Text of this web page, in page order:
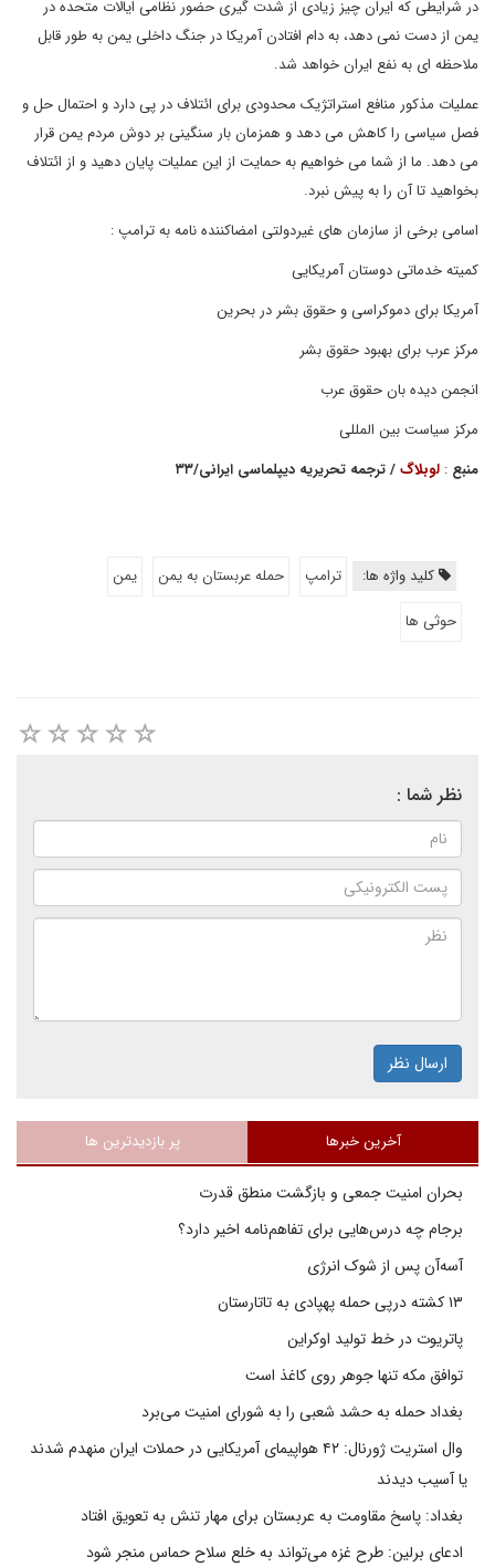
در شرایطی که ایران چیز زیادی از شدت گیری حضور نظامی ایالات متحده در
یمن از دست نمی دهد، به دام افتادن آمریکا در جنگ داخلی یمن به طور قابل
ملاحظه ای به نفع ایران خواهد شد.
عملیات مذکور منافع استراتژیک محدودی برای ائتلاف در پی دارد و احتمال حل و
فصل سیاسی را کاهش می دهد و همزمان بار سنگینی بر دوش مردم یمن قرار
می دهد. ما از شما می خواهیم به حمایت از این عملیات پایان دهید و از ائتلاف
بخواهید تا آن را به پیش نبرد.
اسامی برخی از سازمان های غیردولتی امضاکننده نامه به ترامپ :
کمیته خدماتی دوستان آمریکایی
آمریکا برای دموکراسی و حقوق بشر در بحرین
مرکز عرب برای بهبود حقوق بشر
انجمن دیده بان حقوق عرب
مرکز سیاست بین المللی
منبع : لوبلاگ/ترجمه تحریریه دیپلماسی ایرانی/۳۳
کلید واژه ها: ترامپ حمله عربستان به یمن
یمن
حوثی ها
نظر شما :
ارسال نظر
آخرین خبرها پر بازدیدترین ها
بحران امنیت جمعی و بازگشت منطق قدرت
برجام چه درس‌هایی برای تفاهم‌نامه اخیر دارد؟
آسه‌آن پس از شوک انرژی
پاتریوت در خط تولید اوکراین
توافق مکه تنها جوهر روی کاغذ است
بغداد حمله به حشد شعبی را به شورای امنیت می‌برد
وال استریت ژورنال: ۴۲ هواپیمای آمریکایی در حملات ایران منهدم شدند
یا آسیب دیدند
بغداد: پاسخ مقاومت به عربستان برای مهار تنش به تعویق افتاد
ادعای برلین: طرح غزه می‌تواند به خلع سلاح حماس منجر شود